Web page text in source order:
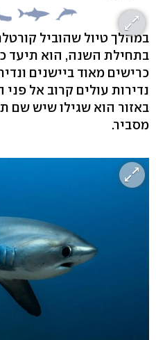
במהלך טיול שהוביל
כרישים מאוד ביישנים
נדירות עולים קרוב אל
באזור הוא שגילו שיש שם
מסביר.